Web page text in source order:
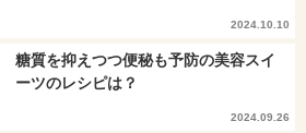
2024.10.10
糖質を抑えつつ便秘も予防の美容スイ
ーツのレシピは？
2024.09.26